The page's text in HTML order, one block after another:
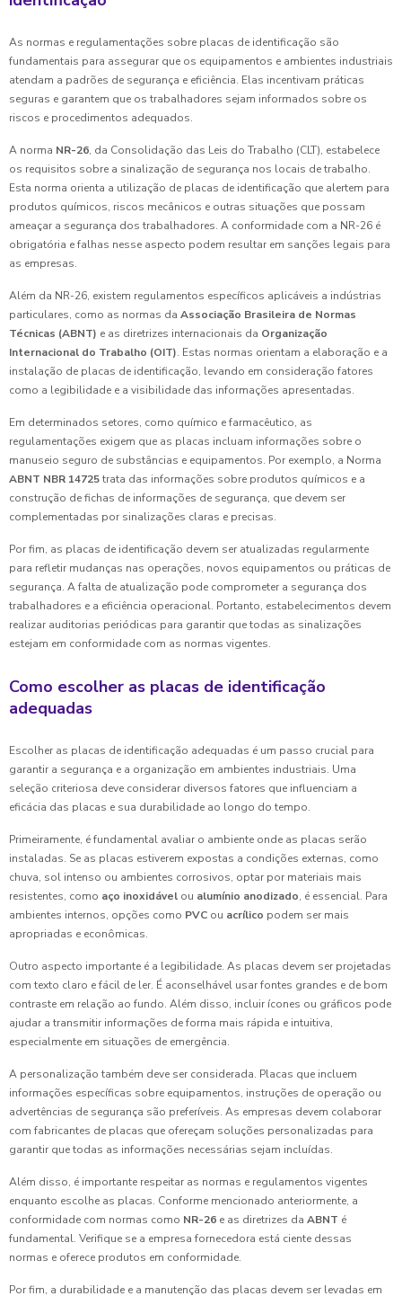
As normas e regulamentações sobre placas de identificação são
fundamentais para assegurar que os equipamentos e ambientes industriais
atendam a padrões de segurança e eficiência. Elas incentivam práticas
seguras e garantem que os trabalhadores sejam informados sobre os
riscos e procedimentos adequados.
A norma NR-26, da Consolidação das Leis do Trabalho (CLT), estabelece
os requisitos sobre a sinalização de segurança nos locais de trabalho.
Esta norma orienta a utilização de placas de identificação que alertem para
produtos químicos, riscos mecânicos e outras situações que possam
ameaçar a segurança dos trabalhadores. A conformidade com a NR-26 é
obrigatória e falhas nesse aspecto podem resultar em sanções legais para
as empresas.
Além da NR-26, existem regulamentos específicos aplicáveis a indústrias
particulares, como as normas da Associação Brasileira de Normas
Técnicas (ABNT) e as diretrizes internacionais da Organização
Internacional do Trabalho (OIT). Estas normas orientam a elaboração e a
instalação de placas de identificação, levando em consideração fatores
como a legibilidade e a visibilidade das informações apresentadas.
Em determinados setores, como químico e farmacêutico, as
regulamentações exigem que as placas incluam informações sobre o
manuseio seguro de substâncias e equipamentos. Por exemplo, a Norma
ABNT NBR 14725trata das informações sobre produtos químicos e a
construção de fichas de informações de segurança, que devem ser
complementadas por sinalizações claras e precisas.
Por fim, as placas de identificação devem ser atualizadas regularmente
para refletir mudanças nas operações, novos equipamentos ou práticas de
segurança. A falta de atualização pode comprometer a segurança dos
trabalhadores e a eficiência operacional. Portanto, estabelecimentos devem
realizar auditorias periódicas para garantir que todas as sinalizações
estejam em conformidade com as normas vigentes.
Como escolher as placas de identificação
adequadas
Escolher as placas de identificação adequadas é um passo crucial para
garantir a segurança e a organização em ambientes industriais. Uma
seleção criteriosa deve considerar diversos fatores que influenciam a
eficácia das placas e sua durabilidade ao longo do tempo.
Primeiramente, é fundamental avaliar o ambiente onde as placas serão
instaladas. Se as placas estiverem expostas a condições externas, como
chuva, sol intenso ou ambientes corrosivos, optar por materiais mais
resistentes, como aço inoxidável ou alumínio anodizado, é essencial. Para
ambientes internos, opções como PVC ou acrílico podem ser mais
apropriadas e econômicas.
Outro aspecto importante é a legibilidade. As placas devem ser projetadas
com texto claro e fácil de ler. É aconselhável usar fontes grandes e de bom
contraste em relação ao fundo. Além disso, incluir ícones ou gráficos pode
ajudar a transmitir informações de forma mais rápida e intuitiva,
especialmente em situações de emergência.
A personalização também deve ser considerada. Placas que incluem
informações específicas sobre equipamentos, instruções de operação ou
advertências de segurança são preferíveis. As empresas devem colaborar
com fabricantes de placas que ofereçam soluções personalizadas para
garantir que todas as informações necessárias sejam incluídas.
Além disso, é importante respeitar as normas e regulamentos vigentes
enquanto escolhe as placas. Conforme mencionado anteriormente, a
conformidade com normas como NR-26 e as diretrizes da ABNT é
fundamental. Verifique se a empresa fornecedora está ciente dessas
normas e oferece produtos em conformidade.
Por fim, a durabilidade e a manutenção das placas devem ser levadas em